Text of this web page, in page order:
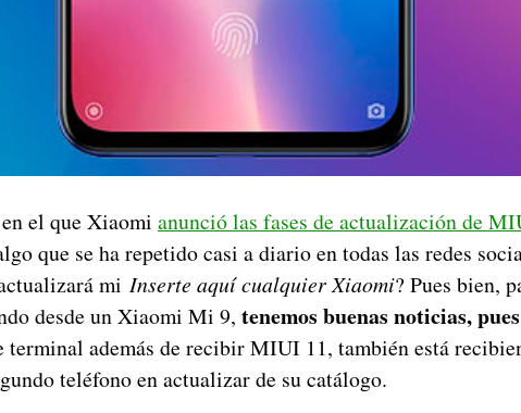
el que Xiaomi anunció las fases de actualización de
que se ha repetido casi a diario en todas las redes
mi Inserte aquí cualquier Xiaomi? Pues bien,
desde un Xiaomi Mi 9, tenemos buenas noticias,
terminal además de recibir MIUI 11, también está
teléfono en actualizar de su catálogo.